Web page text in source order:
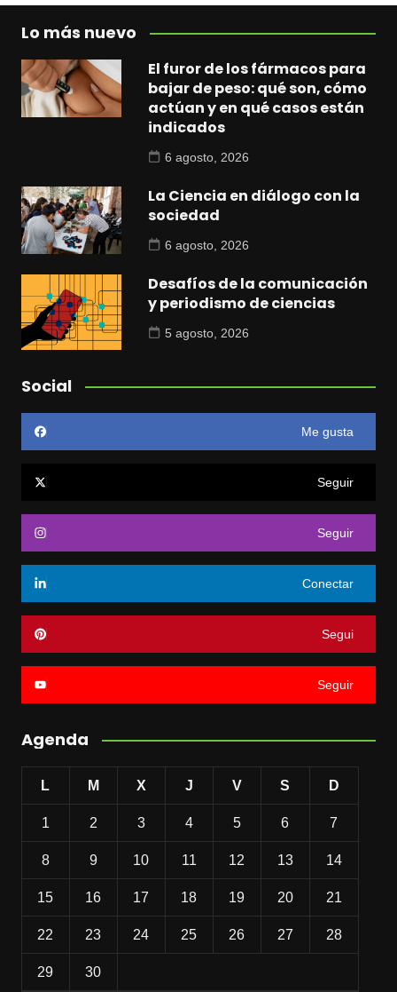
Lo más nuevo
El furor de los fármacos para
bajar de peso: qué son, cómo
actúan y en qué casos están
indicados
6 agosto, 2026
La Ciencia en diálogo con la
sociedad
6 agosto, 2026
Desafíos de la comunicación
y periodismo de ciencias
5 agosto, 2026
Social
Me gusta
Seguir
Seguir
Conectar
Segui
Seguir
Agenda
L M X J V S D
1 2 3 4 5 6 7
8 9 10 11 12 13 14
15 16 17 18 19 20 21
22 23 24 25 26 27 28
29 30